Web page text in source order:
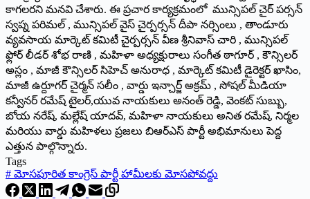
కాగలరని మనవి చేశారు. ఈ ప్రచార కార్యక్రమంలో మున్సిపల్ చైర్ పర్సన్
స్వప్న పరిమల్ , మున్సిపల్ వైస్ చైర్పర్సన్ దీపా నర్సింలు , తాండూరు
వ్యవసాయ మార్కెట్ కమిటీ చైర్పర్సన్ వీణ శ్రీనివాస్ చారి , మున్సిపల్
ఫ్లోర్ లీడర్ శోభ రాణి , మహిళా అధ్యక్షురాలు సంగీత ఠాగూర్ , కౌన్సిలర్
అస్లం , మాజీ కౌన్సిలర్ సిహెచ్ అనురాధ , మార్కెట్ కమిటీ డైరెక్టర్ ఖాసిం,
మాజీ ఉర్దూగర్ చైర్మన్ సలీం , వార్డు ఇన్చార్జ్ అక్రమ్ , సోషల్ మీడియా
కన్వీనర్ రమేష్ టైలర్,యువ నాయకులు అనంత్ రెడ్డి, వెంకట్ సుబ్బు,
బోయ నరేష్, మల్లేష్ యాదవ్, మహిళా నాయకులు అనిత రమేష్, నిర్మల
మరియు వార్డు మహిళలు ప్రజలు బిఆర్ఎస్ పార్టీ అభిమానులు పెద్ద
ఎత్తున పాల్గొన్నారు.
Tags
# మోసపూరిత కాంగ్రెస్ పార్టీ హామీలకు మోసపోవద్దు